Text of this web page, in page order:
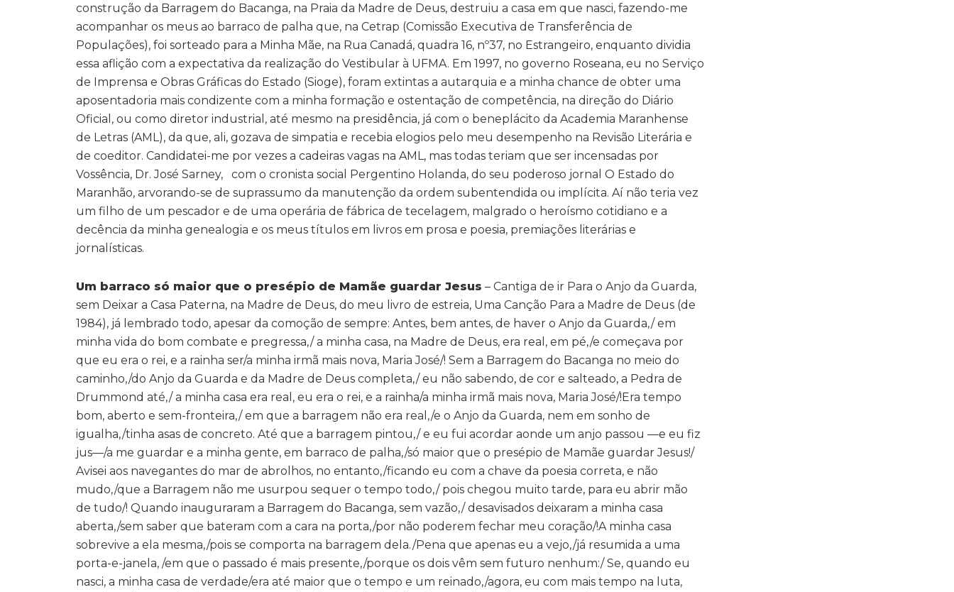
construção da Barragem do Bacanga, na Praia da Madre de Deus, destruiu a casa em que nasci, fazendo-me
acompanhar os meus ao barraco de palha que, na Cetrap (Comissão Executiva de Transferência de
Populações), foi sorteado para a Minha Mãe, na Rua Canadá, quadra 16, nº37, no Estrangeiro, enquanto dividia
essa aflição com a expectativa da realização do Vestibular à UFMA. Em 1997, no governo Roseana, eu no Serviço
de Imprensa e Obras Gráficas do Estado (Sioge), foram extintas a autarquia e a minha chance de obter uma
aposentadoria mais condizente com a minha formação e ostentação de competência, na direção do Diário
Oficial, ou como diretor industrial, até mesmo na presidência, já com o beneplácito da Academia Maranhense
de Letras (AML), da que, ali, gozava de simpatia e recebia elogios pelo meu desempenho na Revisão Literária e
de coeditor. Candidatei-me por vezes a cadeiras vagas na AML, mas todas teriam que ser incensadas por
Vossência, Dr. José Sarney, com o cronista social Pergentino Holanda, do seu poderoso jornal O Estado do
Maranhão, arvorando-se de suprassumo da manutenção da ordem subentendida ou implícita. Aí não teria vez
um filho de um pescador e de uma operária de fábrica de tecelagem, malgrado o heroísmo cotidiano e a
decência da minha genealogia e os meus títulos em livros em prosa e poesia, premiações literárias e
jornalísticas.
Um barraco só maior que o presépio de Mamãe guardar Jesus – Cantiga de ir Para o Anjo da Guarda,
sem Deixar a Casa Paterna, na Madre de Deus, do meu livro de estreia, Uma Canção Para a Madre de Deus (de
1984), já lembrado todo, apesar da comoção de sempre: Antes, bem antes, de haver o Anjo da Guarda,/ em
minha vida do bom combate e pregressa,/ a minha casa, na Madre de Deus, era real, em pé,/e começava por
que eu era o rei, e a rainha ser/a minha irmã mais nova, Maria José/! Sem a Barragem do Bacanga no meio do
caminho,/do Anjo da Guarda e da Madre de Deus completa,/ eu não sabendo, de cor e salteado, a Pedra de
Drummond até,/ a minha casa era real, eu era o rei, e a rainha/a minha irmã mais nova, Maria José/!Era tempo
bom, aberto e sem-fronteira,/ em que a barragem não era real,/e o Anjo da Guarda, nem em sonho de
igualha,/tinha asas de concreto. Até que a barragem pintou,/ e eu fui acordar aonde um anjo passou —e eu fiz
jus—/a me guardar e a minha gente, em barraco de palha,/só maior que o presépio de Mamãe guardar Jesus!/
Avisei aos navegantes do mar de abrolhos, no entanto,/ficando eu com a chave da poesia correta, e não
mudo,/que a Barragem não me usurpou sequer o tempo todo,/ pois chegou muito tarde, para eu abrir mão
de tudo/! Quando inauguraram a Barragem do Bacanga, sem vazão,/ desavisados deixaram a minha casa
aberta,/sem saber que bateram com a cara na porta,/por não poderem fechar meu coração/!A minha casa
sobrevive a ela mesma,/pois se comporta na barragem dela./Pena que apenas eu a vejo,/já resumida a uma
porta-e-janela, /em que o passado é mais presente,/porque os dois vêm sem futuro nenhum:/ Se, quando eu
nasci, a minha casa de verdade/era até maior que o tempo e um reinado,/agora, eu com mais tempo na luta,